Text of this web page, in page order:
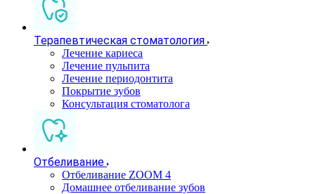
Терапевтическая стоматология
Лечение кариеса
Лечение пульпита
Лечение периодонтита
Покрытие зубов
Консультация стоматолога
Отбеливание
Отбеливание ZOOM 4
Домашнее отбеливание зубов